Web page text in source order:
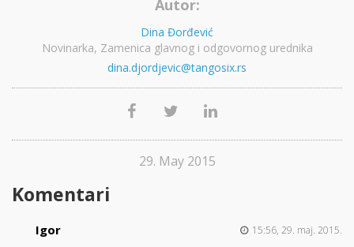
Autor:
Dina Đorđević
Novinarka, Zamenica glavnog i odgovornog urednika
dina.djordjevic@tangosix.rs
29. May 2015
Komentari
Igor 15:56, 29. maj. 2015.